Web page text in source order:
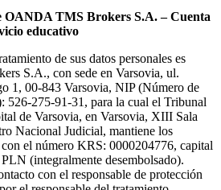
OANDA TMS Brokers S.A. – Cuenta
educativo
de sus datos personales es
S.A., con sede en Varsovia, ul.
1, 00-843 Varsovia, NIP (Número de
526-275-91-31, para la cual el Tribunal
de Varsovia, en Varsovia, XIII Sala
Nacional Judicial, mantiene los
el número KRS: 0000204776, capital
(integralmente desembolsado).
con el responsable de protección